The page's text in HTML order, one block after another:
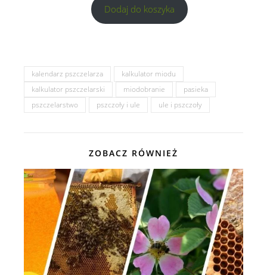
Dodaj do koszyka
kalendarz pszczelarza
kalkulator miodu
kalkulator pszczelarski
miodobranie
pasieka
pszczelarstwo
pszczoły i ule ule i pszczoły
ZOBACZ RÓWNIEŻ